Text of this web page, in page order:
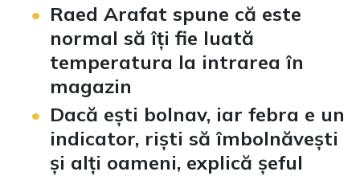
Raed Arafat spune că este
normal să îți fie luată
temperatura la intrarea în
magazin
Dacă ești bolnav, iar febra e un
indicator, riști să îmbolnăvești
și alți oameni, explică șeful